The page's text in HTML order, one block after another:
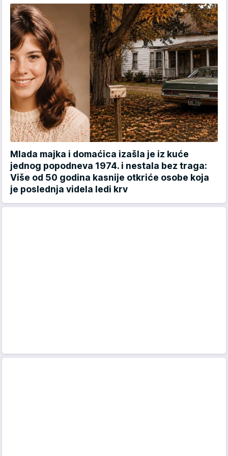
Mlada majka i domaćica izašla je iz kuće
jednog popodneva 1974. i nestala bez traga:
Više od 50 godina kasnije otkriće osobe koja
je poslednja videla ledi krv